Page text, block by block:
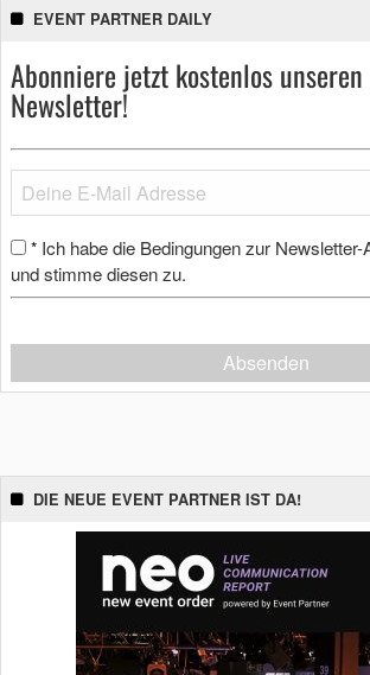
EVENT PARTNER DAILY
Abonniere jetzt kostenlos
Newsletter!
* Ich habe die Bedingungen zur
und stimme diesen zu.
Absenden
DIE NEUE EVENT PARTNER IST DA!